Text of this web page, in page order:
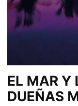
EL MAR Y
DUEÑAS